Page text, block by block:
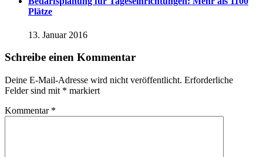
Plätze
13. Januar 2016
Schreibe einen Kommentar
Deine E-Mail-Adresse wird nicht veröffentlicht. Erforderliche
Felder sind mit * markiert
Kommentar *